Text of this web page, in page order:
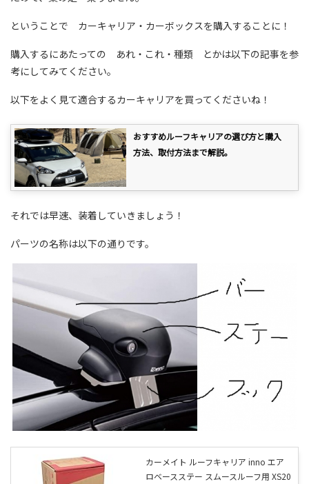
ということで カーキャリア・カーボックスを購入することに！
購入するにあたっての あれ・これ・種類 とかは以下の記事を参
考にしてみてください。
以下をよく見て適合するカーキャリアを買ってくださいね！
おすすめルーフキャリアの選び方と購入
方法、取付方法まで解説。
それでは早速、装着していきましょう！
パーツの名称は以下の通りです。
カーメイト ルーフキャリア inno エア
ロベースステー スムースルーフ用 XS20